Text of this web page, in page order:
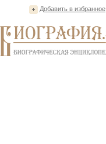
Добавить в избранное